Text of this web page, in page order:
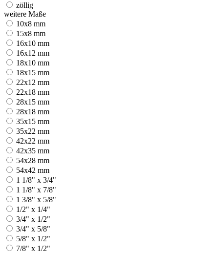
zöllig
weitere Maße
10x8 mm
15x8 mm
16x10 mm
16x12 mm
18x10 mm
18x15 mm
22x12 mm
22x18 mm
28x15 mm
28x18 mm
35x15 mm
35x22 mm
42x22 mm
42x35 mm
54x28 mm
54x42 mm
1 1/8" x 3/4"
1 1/8" x 7/8"
1 3/8" x 5/8"
1/2" x 1/4"
3/4" x 1/2"
3/4" x 5/8"
5/8" x 1/2"
7/8" x 1/2"